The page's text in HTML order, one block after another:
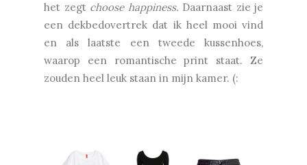
het zegt choose happiness. Daarnaast zie je
een dekbedovertrek dat ik heel mooi vind
en als laatste een tweede kussenhoes,
waarop een romantische print staat. Ze
zouden heel leuk staan in mijn kamer. (: